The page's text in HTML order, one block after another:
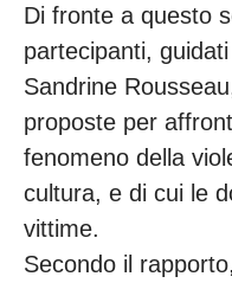
Di fronte a questo
partecipanti,
Sandrine
proposte per
fenomeno della
cultura, e di cui le
vittime.
Secondo il